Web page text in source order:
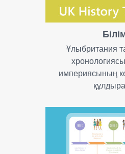
Ұлыбритания
империясының